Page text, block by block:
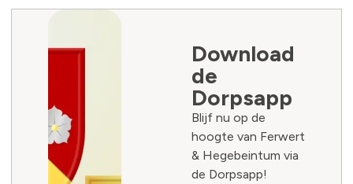
Download
de
Dorpsapp
Blijf nu op de
hoogte van Ferwert
& Hegebeintum via
de Dorpsapp!